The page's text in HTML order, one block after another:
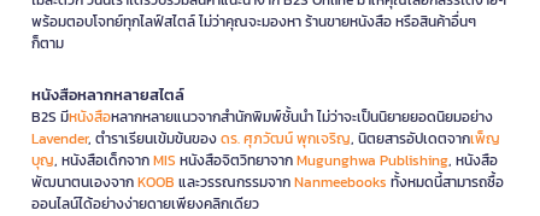
พร้อมตอบโจทย์ทุกไลฟ์สไตล์ ไม่ว่าคุณจะมองหา ร้านขายหนังสือ หรือสินค้าอื่นๆ
ก็ตาม
หนังสือหลากหลายสไตล์
B2S มีหนังสือหลากหลายแนวจากสำนักพิมพ์ชั้นนำ ไม่ว่าจะเป็นนิยายยอดนิยมอย่าง
Lavender, ตำราเรียนเข้มข้นของดร. ศุภวัฒน์ พุกเจริญ, นิตยสารอัปเดตจากเพ็ญ
บุญ, หนังสือเด็กจากMIS หนังสือจิตวิทยาจากMugunghwa Publishing, หนังสือ
พัฒนาตนเองจากKOOB และวรรณกรรมจากNanmeebooks ทั้งหมดนี้สามารถซื้อ
ออนไลน์ได้อย่างง่ายดายเพียงคลิกเดียว